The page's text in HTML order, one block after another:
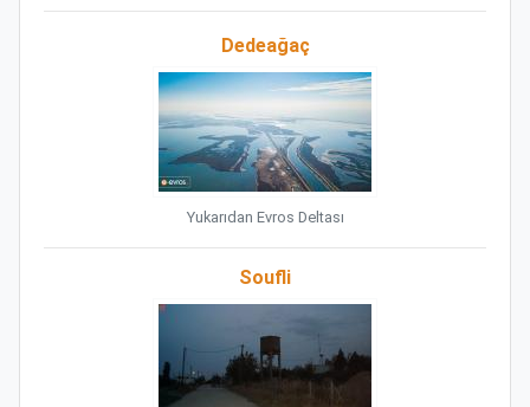
Dedeağaç
Yukarıdan Evros Deltası
Soufli